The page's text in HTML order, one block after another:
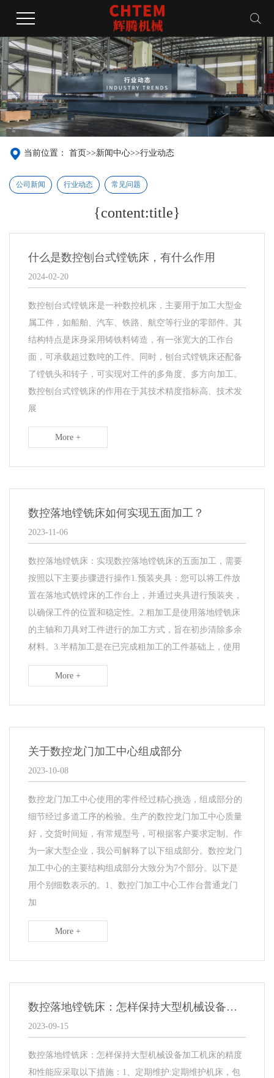
当前位置： 首页>>新闻中心>>行业动态
公司新闻 行业动态 常见问题
{content:title}
什么是数控刨台式镗铣床，有什么作用
2024-02-20
数控刨台式镗铣床是一种数控机床，主要用于加工大型金
属工件，如船舶、汽车、铁路、航空等行业的零部件。其
结构特点是床身采用铸铁料铸造，有一张宽大的工作台
面，可承载超过数吨的工件。同时，刨台式镗铣床还配备
了镗铣头和转子，可实现对工件的多角度、多方向加工。
数控刨台式镗铣床的作用在于其技术精度指标高、技术发
展
More +
数控落地镗铣床如何实现五面加工？
2023-11-06
数控落地镗铣床：实现数控落地镗铣床的五面加工，需要
按照以下主要步骤进行操作1.预装夹具：您可以将工件放
置在落地式铣镗床的工作台上，并通过夹具进行预装夹，
以确保工件的位置和稳定性。2.粗加工是使用落地镗铣床
的主轴和刀具对工件进行的加工方式，旨在初步清除多余
材料。3.半精加工是在已完成粗加工的工件基础上，使用
More +
关于数控龙门加工中心组成部分
2023-10-08
数控龙门加工中心使用的零件经过精心挑选，组成部分的
细节经过多道工序的检验。生产的数控龙门加工中心质量
好，交货时间短，有常规型号，可根据客户要求定制。作
为一家大型企业，我公司解释了以下组成部分。数控龙门
加工中心的主要结构组成部分大致分为7个部分。以下是
用个别细数表示的。1、数控门加工中心工作台普通龙门
加
More +
数控落地镗铣床：怎样保持大型机械设备加工机床的精度和性能
2023-09-15
数控落地镗铣床：怎样保持大型机械设备加工机床的精度
和性能应采取以下措施：1、定期维护:定期维护机床，包